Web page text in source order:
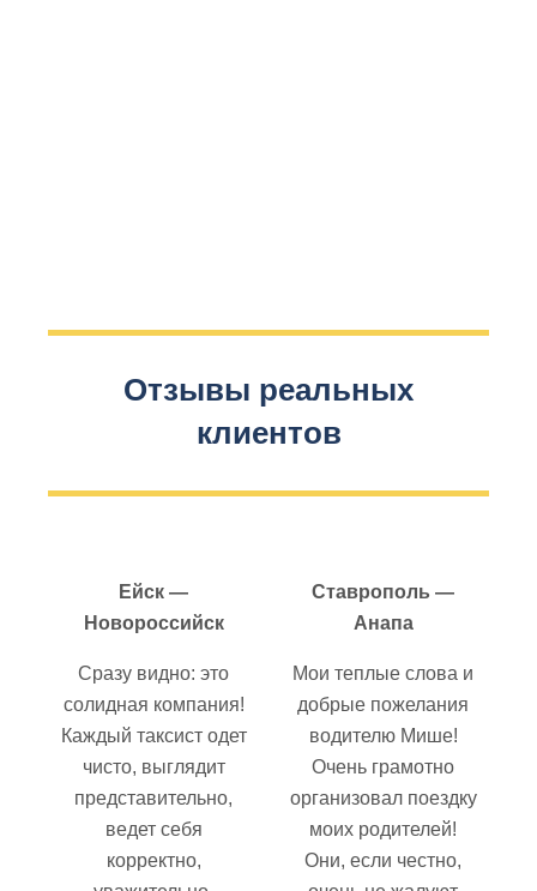
Отзывы реальных
клиентов
Ейск —
Новороссийск
Сразу видно: это
солидная компания!
Каждый таксист одет
чисто, выглядит
представительно,
ведет себя
корректно,
Ставрополь —
Анапа
Мои теплые слова и
добрые пожелания
водителю Мише!
Очень грамотно
организовал поездку
моих родителей!
Они, если честно,